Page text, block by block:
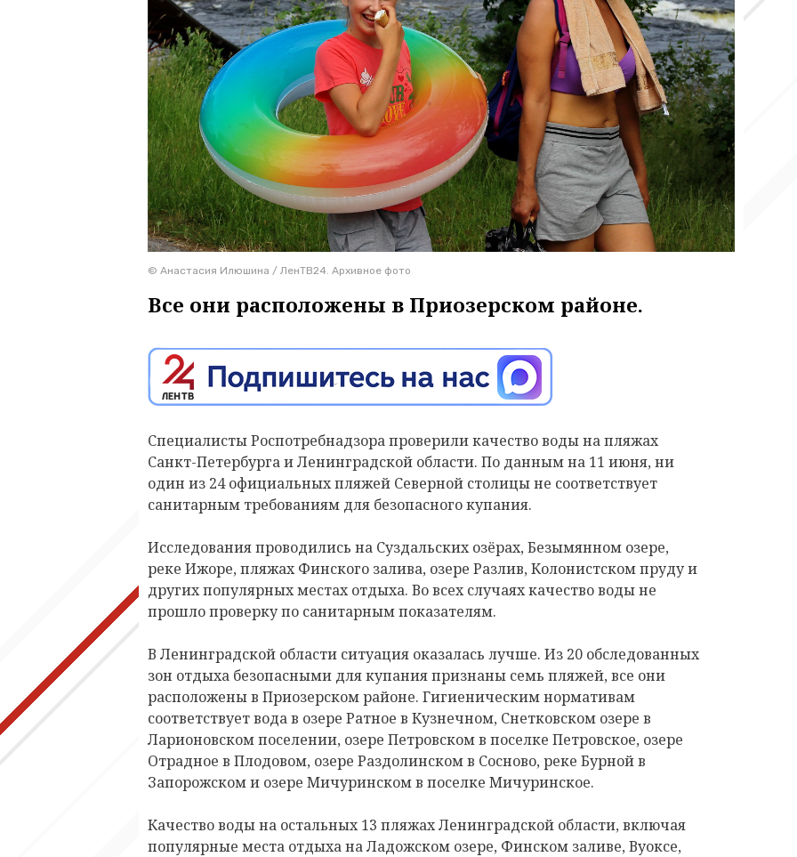
© Анастасия Илюшина / ЛенТВ24. Архивное фото
Все они расположены в Приозерском районе.
Специалисты Роспотребнадзора проверили качество воды на пляжах
Санкт-Петербурга и Ленинградской области. По данным на 11 июня, ни
один из 24 официальных пляжей Северной столицы не соответствует
санитарным требованиям для безопасного купания.
Исследования проводились на Суздальских озёрах, Безымянном озере,
реке Ижоре, пляжах Финского залива, озере Разлив, Колонистском пруду и
других популярных местах отдыха. Во всех случаях качество воды не
прошло проверку по санитарным показателям.
В Ленинградской области ситуация оказалась лучше. Из 20 обследованных
зон отдыха безопасными для купания признаны семь пляжей, все они
расположены в Приозерском районе. Гигиеническим нормативам
соответствует вода в озере Ратное в Кузнечном, Снетковском озере в
Ларионовском поселении, озере Петровском в поселке Петровское, озере
Отрадное в Плодовом, озере Раздолинском в Сосново, реке Бурной в
Запорожском и озере Мичуринском в поселке Мичуринское.
Качество воды на остальных 13 пляжах Ленинградской области, включая
популярные места отдыха на Ладожском озере, Финском заливе, Вуоксе,